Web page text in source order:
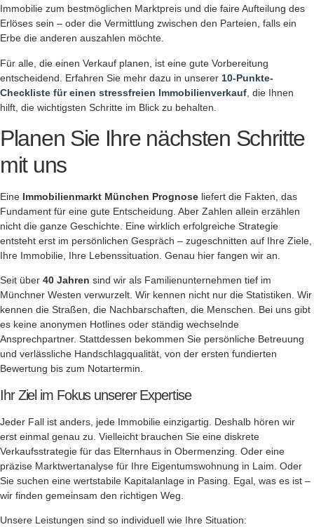
Immobilie zum bestmöglichen Marktpreis und die faire Aufteilung des
Erlöses sein – oder die Vermittlung zwischen den Parteien, falls ein
Erbe die anderen auszahlen möchte.
Für alle, die einen Verkauf planen, ist eine gute Vorbereitung
entscheidend. Erfahren Sie mehr dazu in unserer 10-Punkte-
Checkliste für einen stressfreien Immobilienverkauf , die Ihnen
hilft, die wichtigsten Schritte im Blick zu behalten.
Planen Sie Ihre nächsten Schritte
mit uns
Eine Immobilienmarkt München Prognose liefert die Fakten, das
Fundament für eine gute Entscheidung. Aber Zahlen allein erzählen
nicht die ganze Geschichte. Eine wirklich erfolgreiche Strategie
entsteht erst im persönlichen Gespräch – zugeschnitten auf Ihre Ziele,
Ihre Immobilie, Ihre Lebenssituation. Genau hier fangen wir an.
Seit über 40 Jahren sind wir als Familienunternehmen tief im
Münchner Westen verwurzelt. Wir kennen nicht nur die Statistiken. Wir
kennen die Straßen, die Nachbarschaften, die Menschen. Bei uns gibt
es keine anonymen Hotlines oder ständig wechselnde
Ansprechpartner. Stattdessen bekommen Sie persönliche Betreuung
und verlässliche Handschlagqualität, von der ersten fundierten
Bewertung bis zum Notartermin.
Ihr Ziel im Fokus unserer Expertise
Jeder Fall ist anders, jede Immobilie einzigartig. Deshalb hören wir
erst einmal genau zu. Vielleicht brauchen Sie eine diskrete
Verkaufsstrategie für das Elternhaus in Obermenzing. Oder eine
präzise Marktwertanalyse für Ihre Eigentumswohnung in Laim. Oder
Sie suchen eine wertstabile Kapitalanlage in Pasing. Egal, was es ist –
wir finden gemeinsam den richtigen Weg.
Unsere Leistungen sind so individuell wie Ihre Situation: